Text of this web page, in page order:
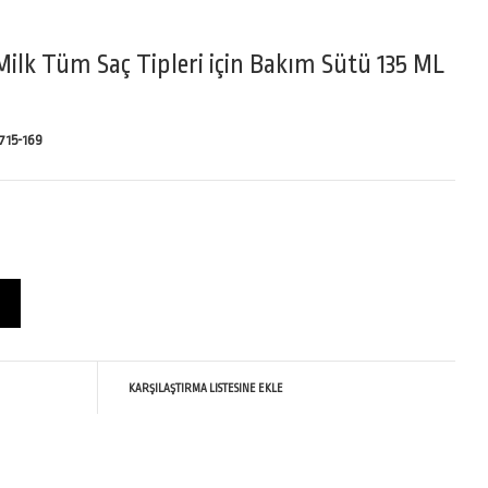
Tüm Saç Tipleri için Bakım Sütü 135 ML
169
KARŞILAŞTIRMA LISTESINE EKLE